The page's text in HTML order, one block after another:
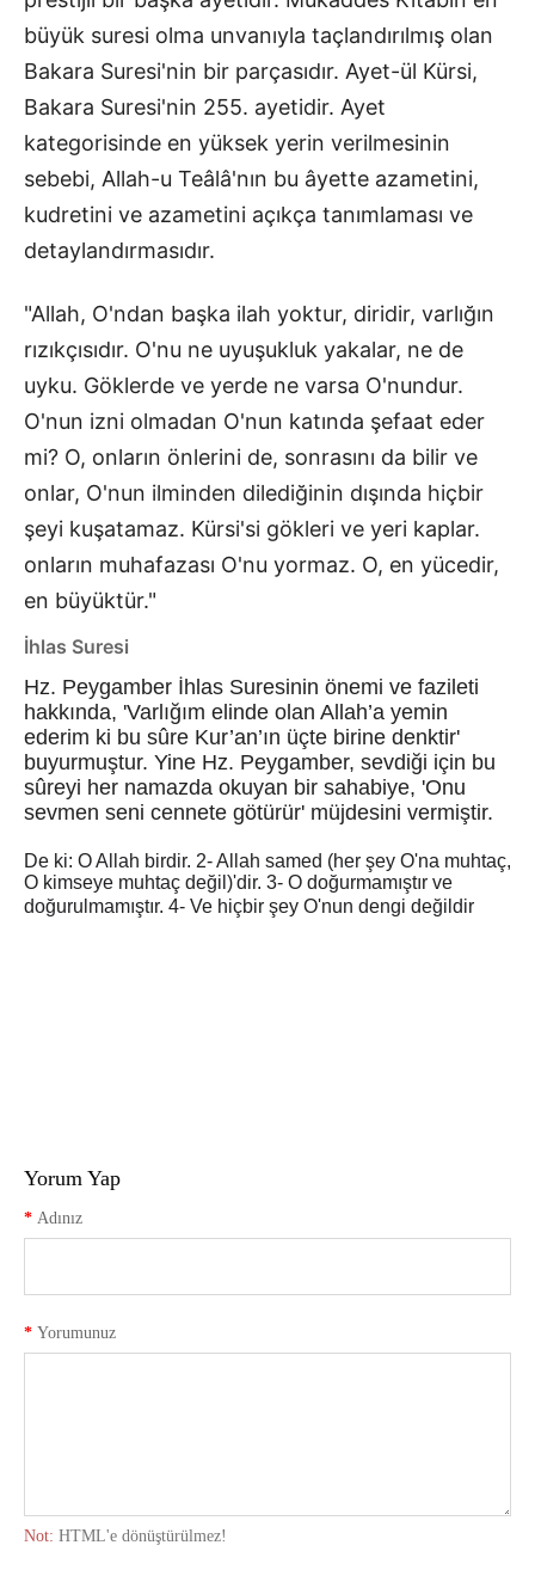
büyük suresi olma unvanıyla taçlandırılmış olan
Bakara Suresi'nin bir parçasıdır. Ayet-ül Kürsi,
Bakara Suresi'nin 255. ayetidir. Ayet
kategorisinde en yüksek yerin verilmesinin
sebebi, Allah-u Teâlâ'nın bu âyette azametini,
kudretini ve azametini açıkça tanımlaması ve
detaylandırmasıdır.
"Allah, O'ndan başka ilah yoktur, diridir, varlığın
rızıkçısıdır. O'nu ne uyuşukluk yakalar, ne de
uyku. Göklerde ve yerde ne varsa O'nundur.
O'nun izni olmadan O'nun katında şefaat eder
mi? O, onların önlerini de, sonrasını da bilir ve
onlar, O'nun ilminden dilediğinin dışında hiçbir
şeyi kuşatamaz. Kürsi'si gökleri ve yeri kaplar.
onların muhafazası O'nu yormaz. O, en yücedir,
en büyüktür."
İhlas Suresi
Hz. Peygamber İhlas Suresinin önemi ve fazileti
hakkında, 'Varlığım elinde olan Allah’a yemin
ederim ki bu sûre Kur’an’ın üçte birine denktir'
buyurmuştur. Yine Hz. Peygamber, sevdiği için bu
sûreyi her namazda okuyan bir sahabiye, 'Onu
sevmen seni cennete götürür' müjdesini vermiştir.
De ki: O Allah birdir. 2- Allah samed (her şey O'na muhtaç,
O kimseye muhtaç değil)'dir. 3- O doğurmamıştır ve
doğurulmamıştır. 4- Ve hiçbir şey O'nun dengi değildir
Yorum Yap
Adınız
Yorumunuz
Not: HTML'e dönüştürülmez!